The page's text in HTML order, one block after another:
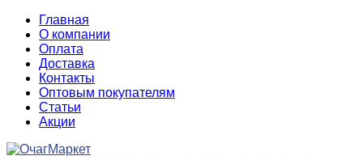
Главная
О компании
Оплата
Доставка
Контакты
Оптовым покупателям
Статьи
Акции